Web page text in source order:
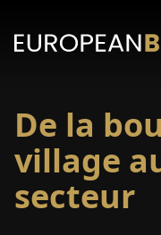
De la
village
secteur